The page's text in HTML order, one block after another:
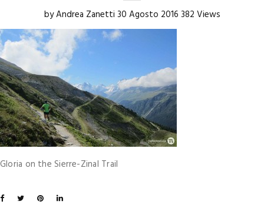
byAndrea Zanetti 30 Agosto 2016 382 Views
Gloria on the Sierre-Zinal Trail